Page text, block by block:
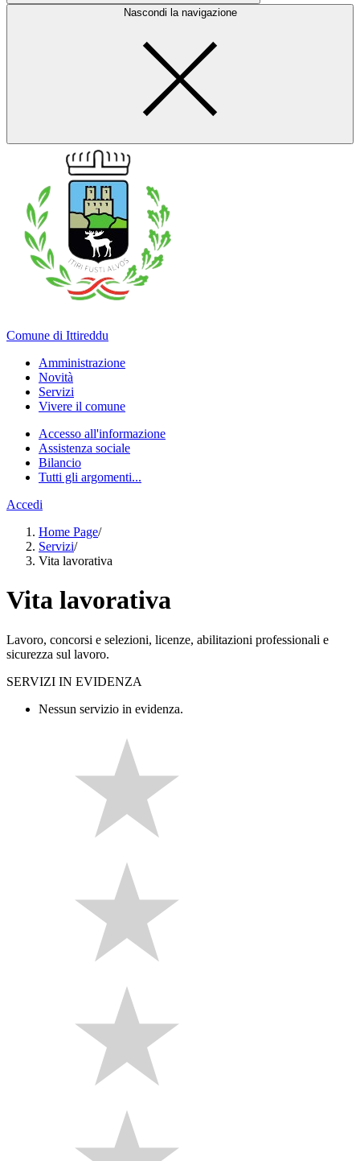
Nascondi la navigazione
Comune di Ittireddu
Amministrazione
Novità
Servizi
Vivere il comune
Accesso all'informazione
Assistenza sociale
Bilancio
Tutti gli argomenti...
Accedi
Home Page/
Servizi/
Vita lavorativa
Vita lavorativa
Lavoro, concorsi e selezioni, licenze, abilitazioni professionali e
sicurezza sul lavoro.
SERVIZI IN EVIDENZA
Nessun servizio in evidenza.